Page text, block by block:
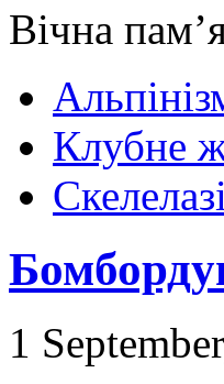
Вічна
Клубне
1